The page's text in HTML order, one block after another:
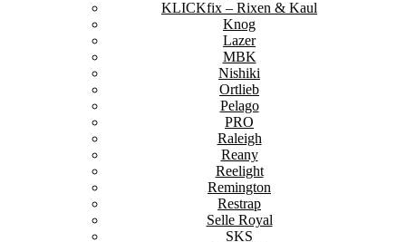
KLICKfix – Rixen & Kaul
Knog
Lazer
MBK
Nishiki
Ortlieb
Pelago
PRO
Raleigh
Reany
Reelight
Remington
Restrap
Selle Royal
SKS